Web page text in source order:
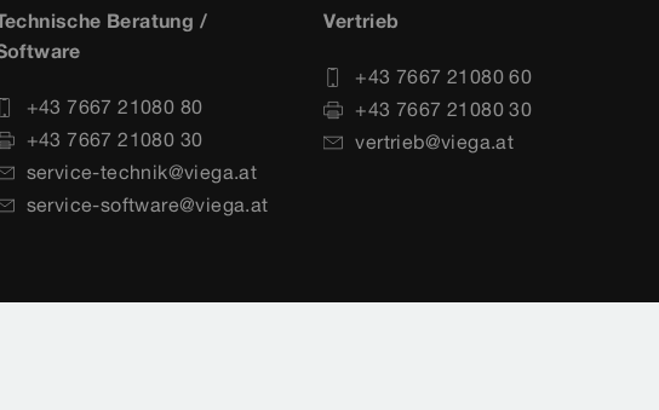
Beratung /
+43 7667 21080 80
+43 7667 21080 30
service-technik@viega.at
service-software@viega.at
Vertrieb
+43 7667 21080 60
+43 7667 21080 30
vertrieb@viega.at